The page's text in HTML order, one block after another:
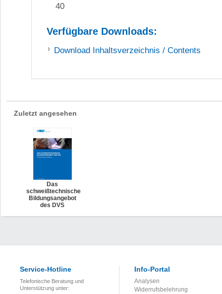
40
Verfügbare Downloads:
Download Inhaltsverzeichnis / Contents
Zuletzt angesehen
Das
schweißtechnische
Bildungsangebot
des DVS
Service-Hotline
Telefonische Beratung und
Unterstützung unter:
Info-Portal
Analysen
Widerrufsbelehrung